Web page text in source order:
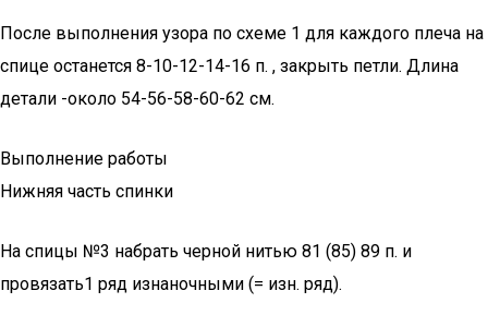
После выполнения узора по схеме 1 для каждого плеча на
спице останется 8-10-12-14-16 п. , закрыть петли. Длина
детали -около 54-56-58-60-62 см.
Выполнение работы
Нижняя часть спинки
На спицы №3 набрать черной нитью 81 (85) 89 п. и
провязать1 ряд изнаночными (= изн. ряд).